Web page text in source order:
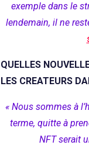
exemple dans le
lendemain, il ne
QUELLES
LES CREATEURS
« Nous sommes à
terme, quitte à
NFT serait